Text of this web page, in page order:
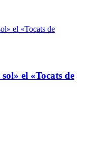
el «Tocats de